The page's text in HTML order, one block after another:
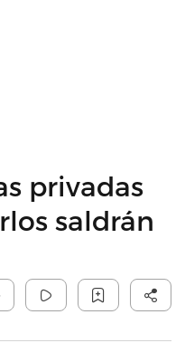
privadas
saldrán